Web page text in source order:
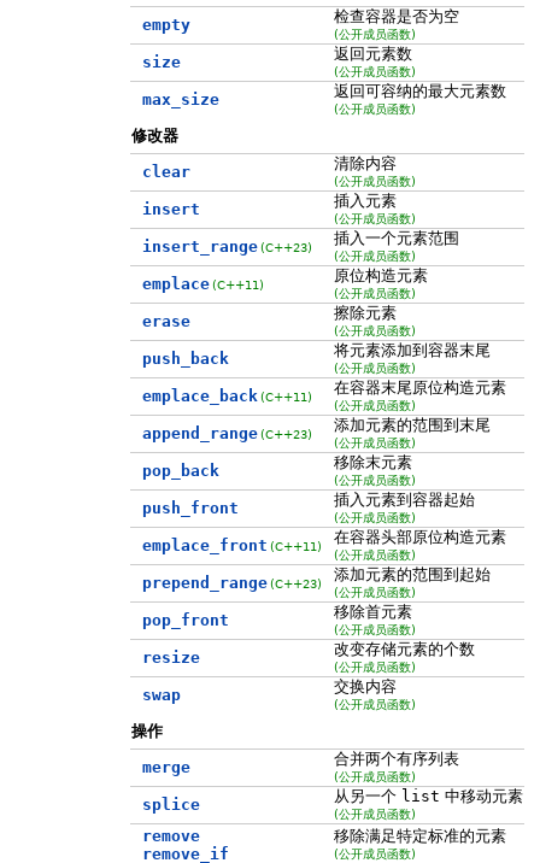
empty
检查容器是否为空
(公开成员函数)
size 返回元素数
(公开成员函数)
max_size 返回可容纳的最大元素数
(公开成员函数)
修改器
clear
清除内容
(公开成员函数)
insert 插入元素
(公开成员函数)
insert_range (C++23) 插入一个元素范围
(公开成员函数)
emplace (C++11) 原位构造元素
(公开成员函数)
erase 擦除元素
(公开成员函数)
push_back 将元素添加到容器末尾
(公开成员函数)
emplace_back (C++11) 在容器末尾原位构造元素
(公开成员函数)
append_range (C++23) 添加元素的范围到末尾
(公开成员函数)
pop_back 移除末元素
(公开成员函数)
push_front 插入元素到容器起始
(公开成员函数)
emplace_front (C++11) 在容器头部原位构造元素
(公开成员函数)
prepend_range (C++23) 添加元素的范围到起始
(公开成员函数)
pop_front 移除首元素
(公开成员函数)
resize 改变存储元素的个数
(公开成员函数)
swap 交换内容
(公开成员函数)
操作
merge
合并两个有序列表
(公开成员函数)
splice 从另一个 list 中移动元素
(公开成员函数)
remove
remove_if
移除满足特定标准的元素
(公开成员函数)